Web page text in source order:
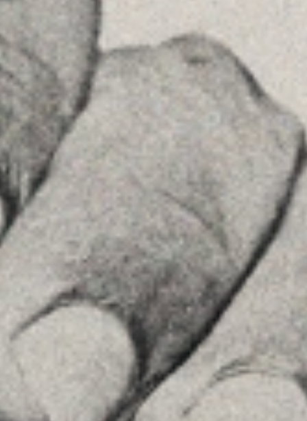
Ver en Google Maps
Príncipe de Vergara, 108 , 5ª planta
28002 , Madrid
+34 915759925
Ver en Google Maps
MENU
Home
La Firma
Equipo
Asesoramiento
Insights
Contactar
SÍGUENOS
Linkedin